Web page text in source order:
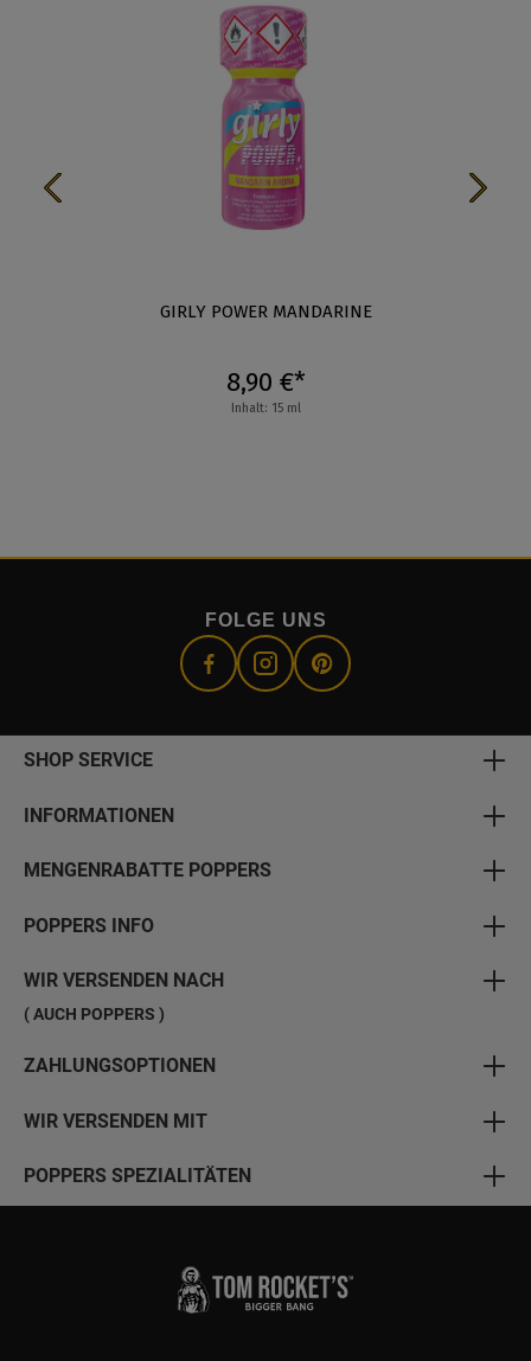
GIRLY POWER MANDARINE
8,90 €*
Inhalt: 15 ml
FOLGE UNS
SHOP SERVICE
INFORMATIONEN
MENGENRABATTE POPPERS
POPPERS INFO
WIR VERSENDEN NACH
( AUCH POPPERS )
ZAHLUNGSOPTIONEN
WIR VERSENDEN MIT
POPPERS SPEZIALITÄTEN